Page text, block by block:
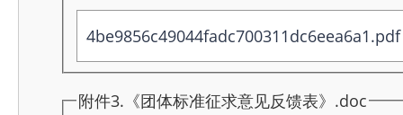
4be9856c49044fadc700311dc6eea6a1.pdf
附件3.《团体标准征求意见反馈表》.doc